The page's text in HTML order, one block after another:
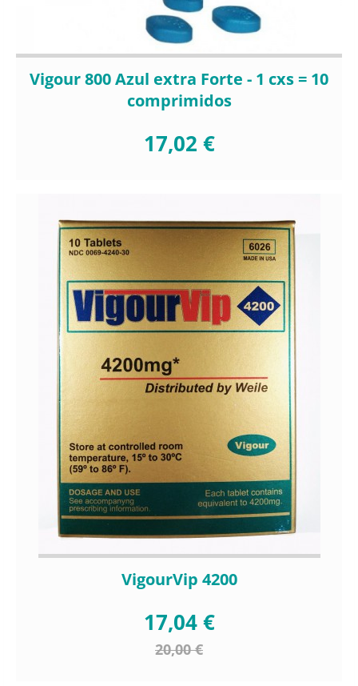
Vigour 800 Azul extra Forte - 1 cxs = 10
comprimidos
17,02 €
VigourVip 4200
17,04 €
20,00 €